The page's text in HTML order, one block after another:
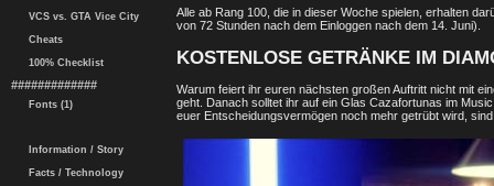
VCS vs. GTA Vice City
Cheats
100% Checklist
#############
Fonts (1)
Information / Story
Facts / Technology
Alle ab Rang 100, die in dieser Woche spielen, erhalten
von 72 Stunden nach dem Einloggen nach dem 14. Juni).
KOSTENLOSE GETRÄNKE IM
Warum feiert ihr euren nächsten großen Auftritt nicht mit
geht. Danach solltet ihr auf ein Glas Cazafortunas im
euer Entscheidungsvermögen noch mehr getrübt wird,